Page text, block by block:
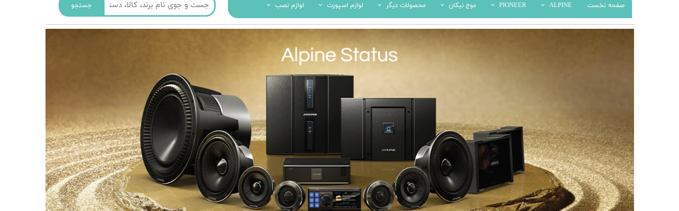
جستجو صفحه نخست ALPINE
چنجر ALPINE
ساب ووفر ALPINE
کامپوننت ALPINE
اسپیکر ALPINE
PIONEER موج نیکان محصولات دیگر لوازم اسپورت لوازم نصب